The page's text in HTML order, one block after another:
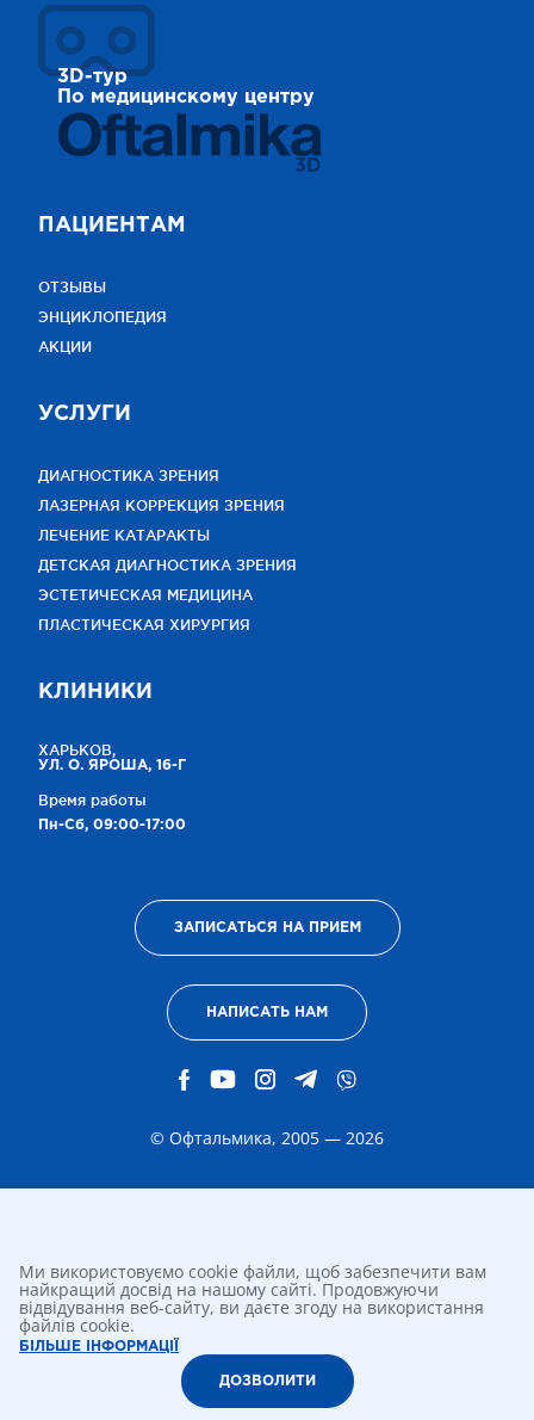
3D-тур
По медицинскому центру
3D
ПАЦИЕНТАМ
ОТЗЫВЫ
ЭНЦИКЛОПЕДИЯ
АКЦИИ
УСЛУГИ
ДИАГНОСТИКА ЗРЕНИЯ
ЛАЗЕРНАЯ КОРРЕКЦИЯ ЗРЕНИЯ
ЛЕЧЕНИЕ КАТАРАКТЫ
ДЕТСКАЯ ДИАГНОСТИКА ЗРЕНИЯ
ЭСТЕТИЧЕСКАЯ МЕДИЦИНА
ПЛАСТИЧЕСКАЯ ХИРУРГИЯ
КЛИНИКИ
ХАРЬКОВ,
УЛ. О. ЯРОША, 16-Г
Время работы
Пн-Сб, 09:00-17:00
ЗАПИСАТЬСЯ НА ПРИЕМ
НАПИСАТЬ НАМ
© Офтальмика, 2005 — 2026
Ми використовуємо cookie файли, щоб забезпечити вам
найкращий досвід на нашому сайті. Продовжуючи
відвідування веб-сайту, ви даєте згоду на використання
файлів cookie.
БІЛЬШЕ ІНФОРМАЦІЇ
ДОЗВОЛИТИ